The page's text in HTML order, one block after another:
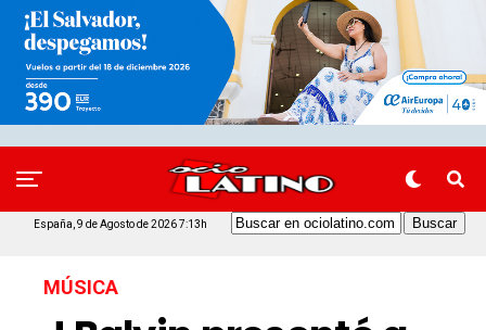
España, 9 de Agosto de 2026 7:13h
MÚSICA